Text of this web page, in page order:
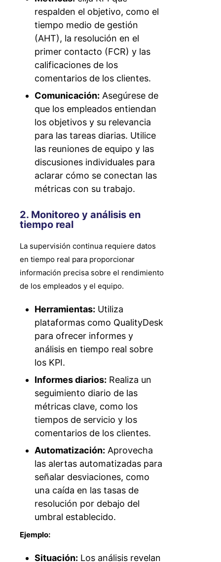
respalden el objetivo, como el
tiempo medio de gestión
(AHT), la resolución en el
primer contacto (FCR) y las
calificaciones de los
comentarios de los clientes.
Comunicación: Asegúrese de
que los empleados entiendan
los objetivos y su relevancia
para las tareas diarias. Utilice
las reuniones de equipo y las
discusiones individuales para
aclarar cómo se conectan las
métricas con su trabajo.
2. Monitoreo y análisis en
tiempo real
La supervisión continua requiere datos
en tiempo real para proporcionar
información precisa sobre el rendimiento
de los empleados y el equipo.
Herramientas: Utiliza
plataformas como QualityDesk
para ofrecer informes y
análisis en tiempo real sobre
los KPI.
Informes diarios: Realiza un
seguimiento diario de las
métricas clave, como los
tiempos de servicio y los
comentarios de los clientes.
Automatización: Aprovecha
las alertas automatizadas para
señalar desviaciones, como
una caída en las tasas de
resolución por debajo del
umbral establecido.
Ejemplo:
Situación: Los análisis revelan